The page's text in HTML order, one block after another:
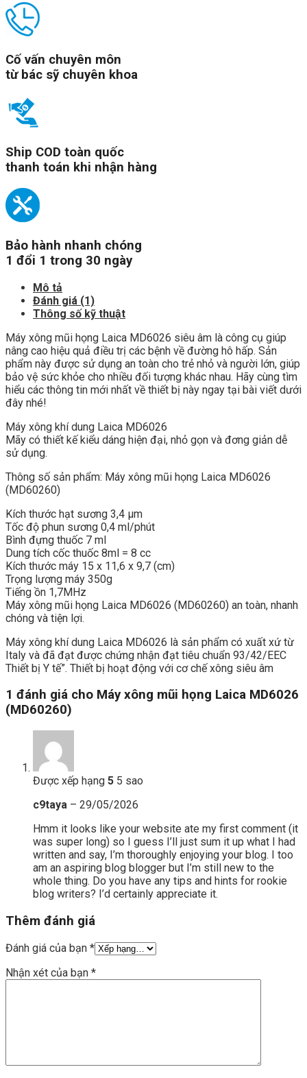
Cố vấn chuyên môn
từ bác sỹ chuyên khoa
Ship COD toàn quốc
thanh toán khi nhận hàng
Bảo hành nhanh chóng
1 đổi 1 trong 30 ngày
Mô tả
Đánh giá (1)
Thông số kỹ thuật
Máy xông mũi họng Laica MD6026 siêu âm là công cụ giúp
nâng cao hiệu quả điều trị các bệnh về đường hô hấp. Sản
phẩm này được sử dụng an toàn cho trẻ nhỏ và người lớn, giúp
bảo vệ sức khỏe cho nhiều đối tượng khác nhau. Hãy cùng tìm
hiểu các thông tin mới nhất về thiết bị này ngay tại bài viết dưới
đây nhé!
Máy xông khí dung Laica MD6026
Mãy có thiết kế kiểu dáng hiện đại, nhỏ gọn và đơng giản dễ
sử dụng.
Thông số sản phẩm: Máy xông mũi họng Laica MD6026
(MD60260)
Kích thước hạt sương 3,4 μm
Tốc độ phun sương 0,4 ml/phút
Bình đựng thuốc 7 ml
Dung tích cốc thuốc 8ml = 8 cc
Kích thước máy 15 x 11,6 x 9,7 (cm)
Trọng lượng máy 350g
Tiếng ồn 1,7MHz
Máy xông mũi họng Laica MD6026 (MD60260) an toàn, nhanh
chóng và tiện lợi.
Máy xông khí dung Laica MD6026 là sản phẩm có xuất xứ từ
Italy và đã đạt được chứng nhận đạt tiêu chuẩn 93/42/EEC
Thiết bị Y tế”. Thiết bị hoạt động với cơ chế xông siêu âm
1 đánh giá cho Máy xông mũi họng Laica MD6026
(MD60260)
Được xếp hạng 5 5 sao
c9taya – 29/05/2026
Hmm it looks like your website ate my first comment (it
was super long) so I guess I’ll just sum it up what I had
written and say, I’m thoroughly enjoying your blog. I too
am an aspiring blog blogger but I’m still new to the
whole thing. Do you have any tips and hints for rookie
blog writers? I’d certainly appreciate it.
Thêm đánh giá
Đánh giá của bạn *
Nhận xét của bạn *